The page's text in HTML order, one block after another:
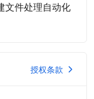
文件处理自动化
授权条款